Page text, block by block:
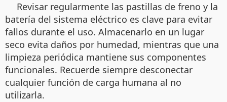
Revisar regularmente las pastillas de freno y la
batería del sistema eléctrico es clave para evitar
fallos durante el uso. Almacenarlo en un lugar
seco evita daños por humedad, mientras que una
limpieza periódica mantiene sus componentes
funcionales. Recuerde siempre desconectar
cualquier función de carga humana al no
utilizarla.